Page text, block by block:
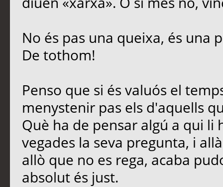
No és pas una queixa, és
De tothom!
Penso que si és valuós el
menystenir pas els d'aquells
Què ha de pensar algú a qui li
vegades la seva pregunta, i
allò que no es rega, acaba
absolut és just.